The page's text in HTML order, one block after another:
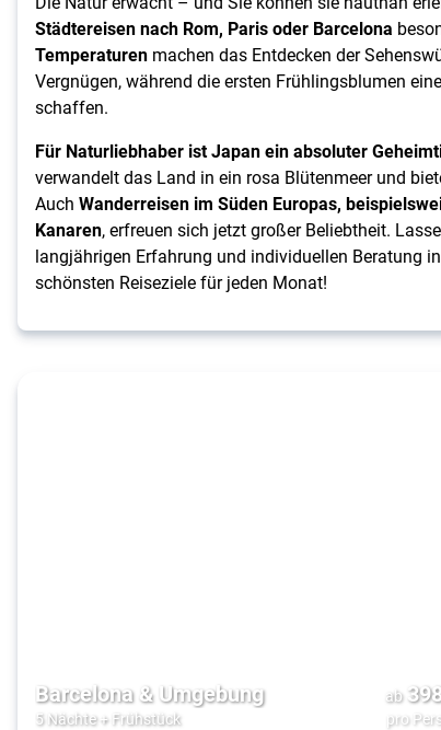
Städtereisen nach Rom, Paris oder Barcelona
Temperaturen machen das Entdecken der
Vergnügen, während die ersten Frühlingsblumen
schaffen.
Für Naturliebhaber ist Japan ein absoluter
verwandelt das Land in ein rosa Blütenmeer und
Auch Wanderreisen im Süden Europas,
Kanaren, erfreuen sich jetzt großer Beliebtheit.
langjährigen Erfahrung und individuellen Beratung
schönsten Reiseziele für jeden Monat!
Barcelona & Umgebung
5 Nächte+ Frühstück
ab
pro